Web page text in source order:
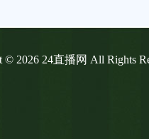
© 2026 24直播网 All Rights